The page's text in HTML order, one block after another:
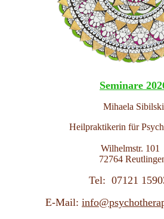
Seminare
Mihaela Sibilski
Heilpraktikerin für
Wilhelmstr. 101
72764
Tel: 07121
E-Mail: